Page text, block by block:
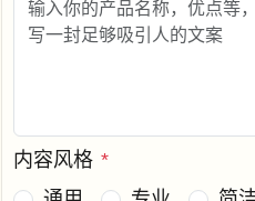
内容风格 *